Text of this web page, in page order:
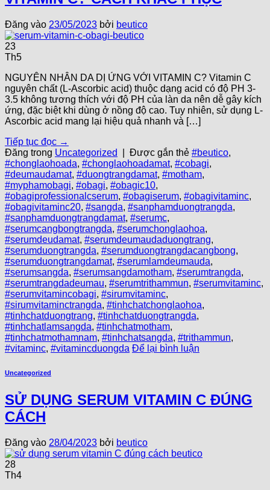
Đăng vào 23/05/2023 bởi beutico
23
Th5
NGUYÊN NHÂN DA DỊ ỨNG VỚI VITAMIN C? Vitamin C
nguyên chất (L-Ascorbic acid) thuộc dạng acid có độ PH 3-
3.5 không tương thích với độ PH của làn da nên dễ gây kích
ứng, đặc biệt khi dùng ở nồng độ cao. Tuy nhiên, sử dụng L-
Ascorbic acid mang lại hiệu quả nhanh và […]
Tiếp tục đọc →
Đăng trong Uncategorized Được gắn thẻ #beutico,
#chonglaohoada, #chonglaohoadamat, #cobagi,
#deumaudamat, #duongtrangdamat, #motham,
#myphamobagi, #obagi, #obagic10,
#obagiprofessionalcserum, #obagiserum, #obagivitaminc,
#obagivitaminc20, #sangda, #sanphamduongtrangda,
#sanphamduongtrangdamat, #serumc,
#serumcangbongtrangda, #serumchonglaohoa,
#serumdeudamat, #serumdeumaudaduongtrang,
#serumduongtrangda, #serumduongtrangdacangbong,
#serumduongtrangdamat, #serumlamdeumauda,
#serumsangda, #serumsangdamotham, #serumtrangda,
#serumtrangdadeumau, #serumtrithammun, #serumvitaminc,
#serumvitamincobagi, #sirumvitaminc,
#sirumvitaminctrangda, #tinhchatchonglaohoa,
#tinhchatduongtrang, #tinhchatduongtrangda,
#tinhchatlamsangda, #tinhchatmotham,
#tinhchatmothamnam, #tinhchatsangda, #trithammun,
#vitaminc, #vitamincduongda Để lại bình luận
Uncategorized
SỬ DỤNG SERUM VITAMIN C ĐÚNG
CÁCH
Đăng vào 28/04/2023 bởi beutico
28
Th4